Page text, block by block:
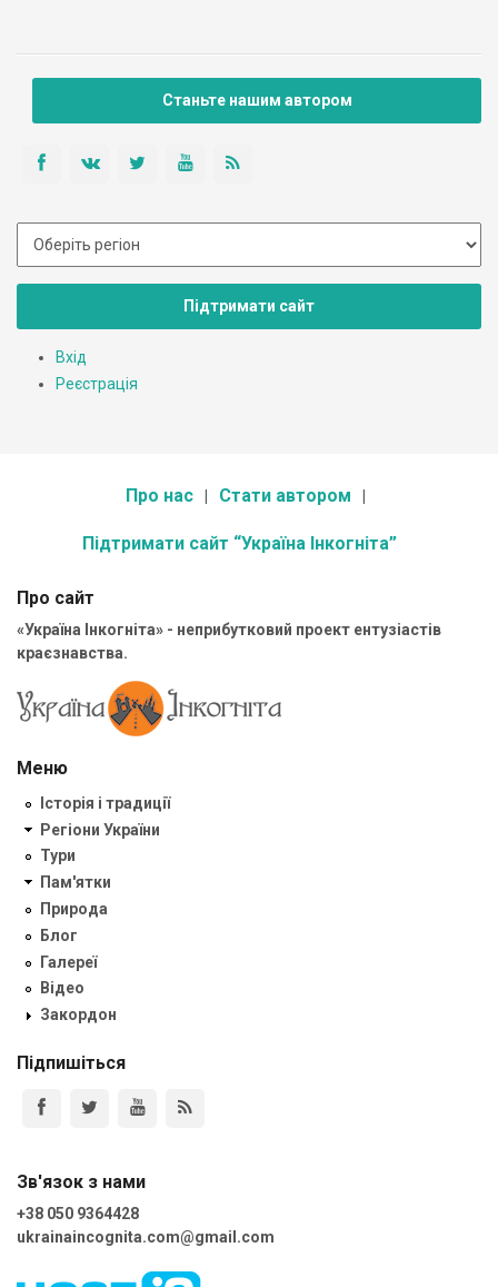
Станьте нашим автором
Підтримати сайт
Вхід
Реєстрація
Про нас Стати автором
Підтримати сайт “Україна Інкогніта”
Про сайт
«Україна Інкогніта» - неприбутковий проект ентузіастів
краєзнавства.
Меню
Історія і традиції
Регіони України
Тури
Пам'ятки
Природа
Блог
Галереї
Відео
Закордон
Підпишіться
Зв'язок з нами
+38 050 9364428
ukrainaincognita.com@gmail.com